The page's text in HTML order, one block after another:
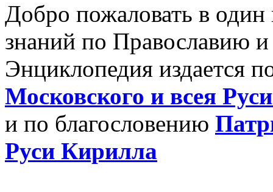
Добро пожаловать в
знаний по Православию
Энциклопедия издается
Московского и всея
и по благословению
Руси Кирилла